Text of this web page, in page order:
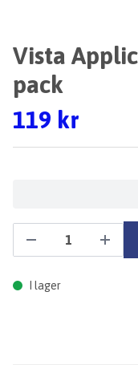
Vista
pack
119 kr
I lager